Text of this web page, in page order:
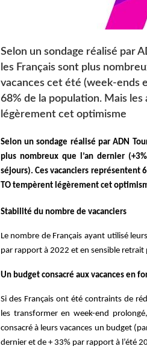
Selon un sondage réalisé par
les Français sont plus
vacances cet été (week-ends
68% de la population. Mais
légèrement cet optimisme
Selon un sondage réalisé par ADN
plus nombreux que l’an dernier
séjours). Ces vacanciers représentent
TO tempèrent légèrement cet
Stabilité du nombre de vacanciers
Le nombre de Français ayant utilisé
par rapport à 2022 et en sensible
Un budget consacré aux vacances en
Si des Français ont été contraints de
les transformer en week-end
consacré à leurs vacances un budget
dernier et de + 33% par rapport à l’été